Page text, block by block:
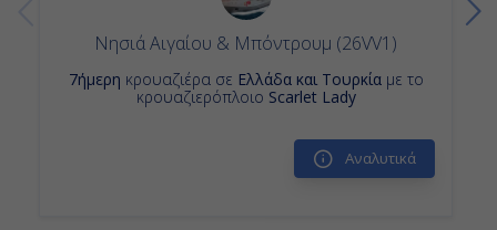
Νησιά Αιγαίου & Μπόντρουμ (26VV1)
7ήμερη κρουαζιέρα σε Ελλάδα και Τουρκίαμε το
κρουαζιερόπλοιο Scarlet Lady
Αναλυτικά